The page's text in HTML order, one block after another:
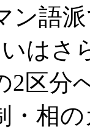
ン語
はさ
2区分
相